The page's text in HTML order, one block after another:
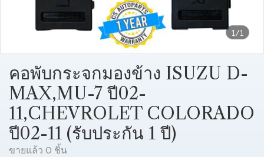
1/1
คอพับกระจกมองข้าง ISUZU D-
MAX,MU-7 ปี02-
11,CHEVROLET COLORADO
ปี02-11 (รับประกัน 1 ปี)
ขายแล้ว 0 ชิ้น